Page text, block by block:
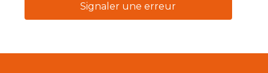
Signaler une erreur